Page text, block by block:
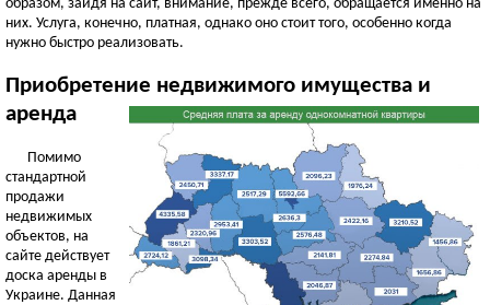
образом, зайдя на сайт, внимание, прежде всего, обращается именно на
них. Услуга, конечно, платная, однако оно стоит того, особенно когда
нужно быстро реализовать.
Приобретение недвижимого имущества и
аренда
Помимо
стандартной
продажи
недвижимых
объектов, на
сайте действует
доска аренды в
Украине. Данная